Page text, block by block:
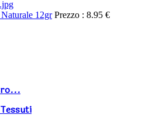
12gr Prezzo : 8.95 €